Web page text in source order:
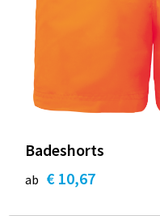
Badeshorts
ab € 10,67